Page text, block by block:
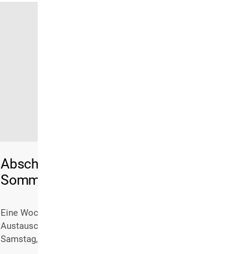
Abschlusskonzert Internationale
Sommerakademie Marktoberdorf
Eine Woche intensiver Probenarbeit, musikalischen
Austauschs und gemeinsamen Musizierens findet am
Samstag, 8. August 2026, ihren Höhepunkt im